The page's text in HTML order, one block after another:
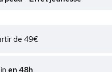
de 49€
en 48h